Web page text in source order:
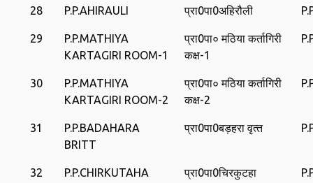
28 P.P.AHIRAULI प्रा0पा0अहिरौली
29
P.P.MATHIYA
KARTAGIRI ROOM-1
प्रा0पा० मठिया कर्तागिरी
कक्ष-1
30
P.P.MATHIYA
KARTAGIRI ROOM-2
प्रा0पा० मठिया कर्तागिरी
कक्ष-2
31
P.P.BADAHARA
BRITT
प्रा0पा0बड़हरा वृत्‍त
32 P.P.CHIRKUTAHA प्रा0पा0चिरकुटहा